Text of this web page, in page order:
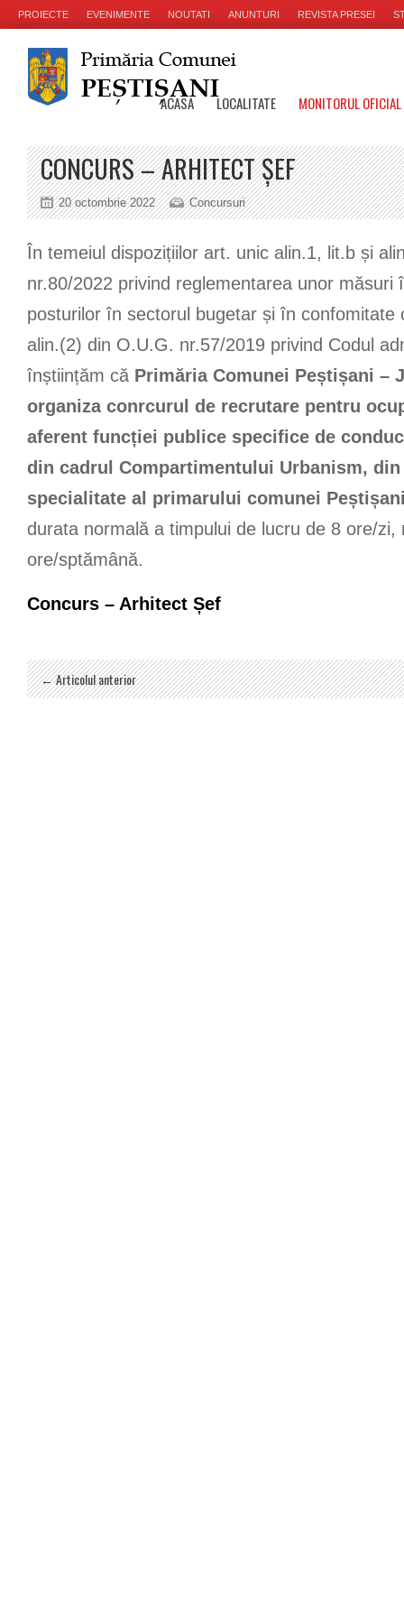
PROIECTE EVENIMENTE NOUTATI ANUNTURI REVISTA PRESEI
ACASA LOCALITATE MONITORUL
CONCURS – ARHITECT ȘEF
20 octombrie 2022 Concursuri
În temeiul dispozițiilor art. unic alin.1, lit.b și
nr.80/2022 privind reglementarea unor măsuri
posturilor în sectorul bugetar și în confomitate
alin.(2) din O.U.G. nr.57/2019 privind Codul
înștiințăm că Primăria Comunei Peștișani –
organiza conrcurul de recrutare pentru
aferent funcției publice specifice de
din cadrul Compartimentului Urbanism,
specialitate al primarului comunei
durata normală a timpului de lucru de 8 ore/zi,
ore/sptămână.
Concurs – Arhitect Șef
← Articolul anterior